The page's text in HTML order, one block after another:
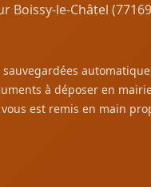
le-Châtel
à déposer en
est remis en main